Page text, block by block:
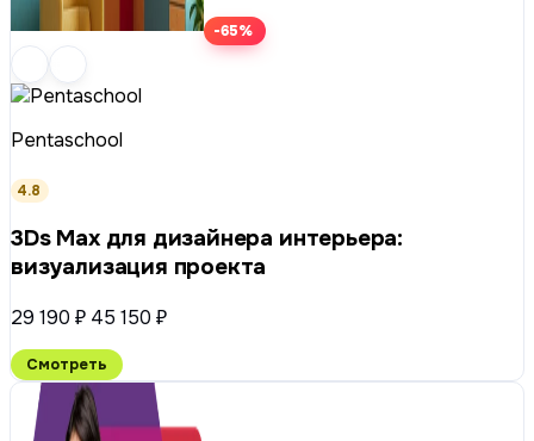
-65%
Pentaschool
4.8
3Ds Max для дизайнера интерьера:
визуализация проекта
29 190 ₽ 45 150 ₽
Смотреть